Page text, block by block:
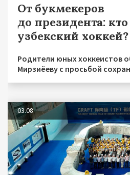
От букмекеров
до президента: кто
узбекский хоккей?
Родители юных хоккеистов
Мирзиёеву с просьбой
03.08